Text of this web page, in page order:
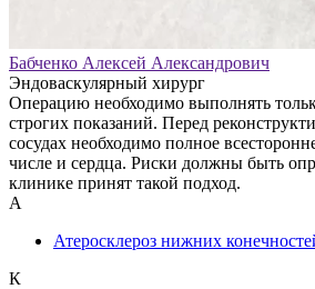
Бабченко Алексей Александрович
Эндоваскулярный хирург
Операцию необходимо выполнять
строгих показаний. Перед
сосудах необходимо полное
числе и сердца. Риски должны быть
клинике принят такой подход.
А
Атеросклероз нижних
К